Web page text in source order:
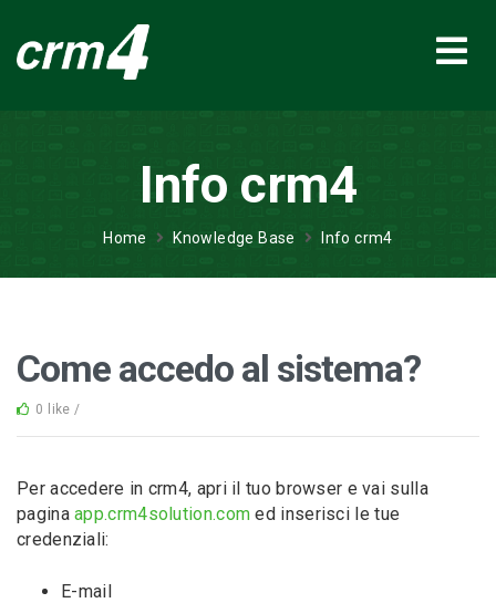
Info crm4
Home Knowledge Base Info crm4
Come accedo al sistema?
0 like /
Per accedere in crm4, apri il tuo browser e vai sulla
paginaapp.crm4solution.com ed inserisci le tue
credenziali:
E-mail